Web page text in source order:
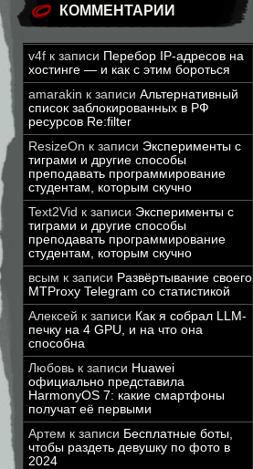
КОММЕНТАРИИ
v4f к записи Перебор IP-адресов на
хостинге — и как с этим бороться
amarakin к записи Альтернативный
список заблокированных в РФ
ресурсов Re:filter
ResizeOn к записи Эксперименты с
тиграми и другие способы
преподавать программирование
студентам, которым скучно
Text2Vid к записи Эксперименты с
тиграми и другие способы
преподавать программирование
студентам, которым скучно
всым к записи Развёртывание своего
MTProxy Telegram со статистикой
Алексей к записи Как я собрал LLM-
печку на 4 GPU, и на что она
способна
Любовь к записи Huawei
официально представила
HarmonyOS 7: какие смартфоны
получат её первыми
Артем к записи Бесплатные боты,
чтобы раздеть девушку по фото в
2024